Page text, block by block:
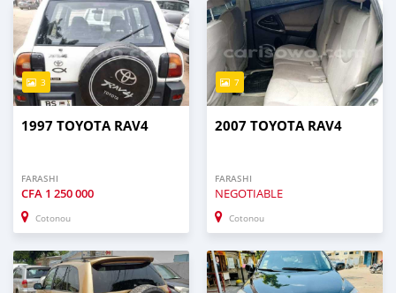
3
1997 TOYOTA RAV4
FARASHI
CFA 1 250 000
Cotonou
7
2007 TOYOTA RAV4
FARASHI
NEGOTIABLE
Cotonou